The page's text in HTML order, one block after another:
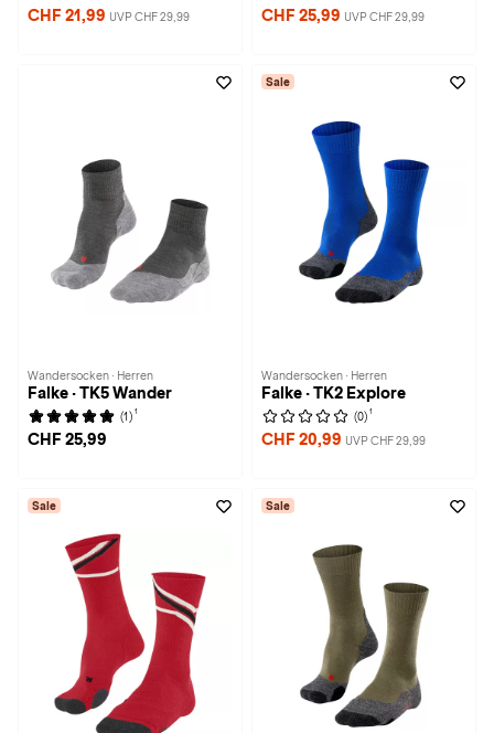
CHF 21,99 UVP CHF 29,99 CHF 25,99 UVP CHF 29,99
Wandersocken · Herren
Falke · TK5 Wander
(1) 1
CHF 25,99
Sale
Wandersocken · Herren
Falke · TK2 Explore
(0) 1
CHF 20,99 UVP CHF 29,99
Sale Sale